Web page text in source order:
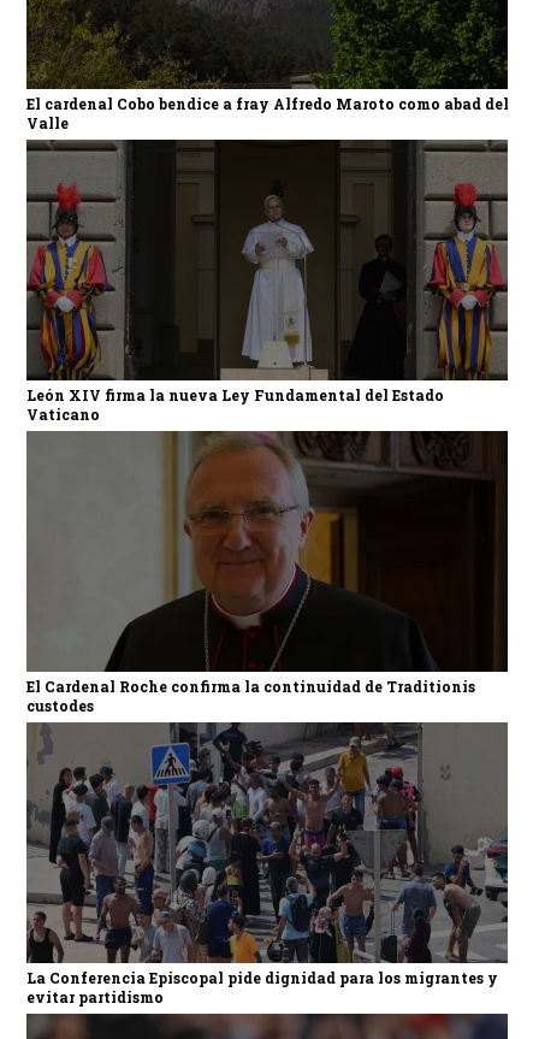
El cardenal Cobo bendice a fray Alfredo Maroto como abad del
Valle
León XIV firma la nueva Ley Fundamental del Estado
Vaticano
El Cardenal Roche confirma la continuidad de Traditionis
custodes
La Conferencia Episcopal pide dignidad para los migrantes y
evitar partidismo